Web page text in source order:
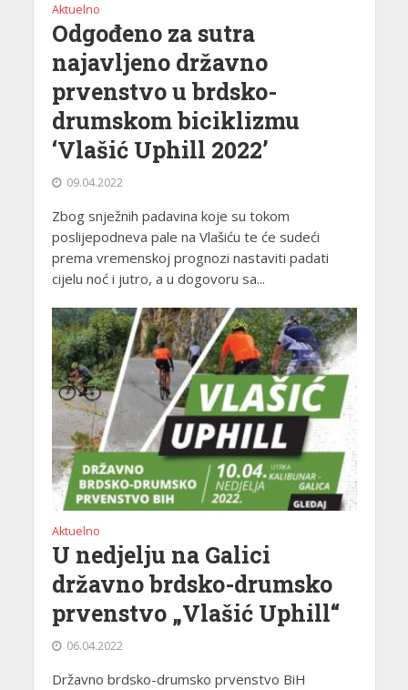
Aktuelno
Odgođeno za sutra
najavljeno državno
prvenstvo u brdsko-
drumskom biciklizmu
‘Vlašić Uphill 2022’
09.04.2022
Zbog snježnih padavina koje su tokom
poslijepodneva pale na Vlašiću te će sudeći
prema vremenskoj prognozi nastaviti padati
cijelu noć i jutro, a u dogovoru sa...
Aktuelno
U nedjelju na Galici
državno brdsko-drumsko
prvenstvo „Vlašić Uphill“
06.04.2022
Državno brdsko-drumsko prvenstvo BiH